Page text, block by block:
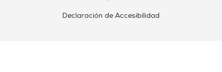
Declaración de Accesibilidad